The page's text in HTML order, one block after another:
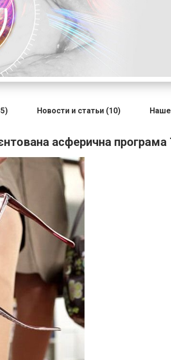
Новости и статьи (10)
асферична